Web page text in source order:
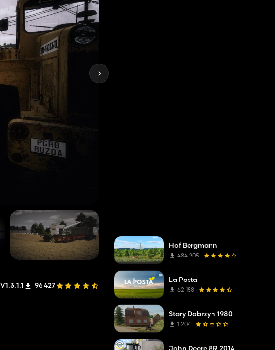
V1.3.1.1 96 427
Hof Bergmann
484 905
La Posta
62 158
Stary Dobrzyn 1980
1 204
John Deere 8R 2014